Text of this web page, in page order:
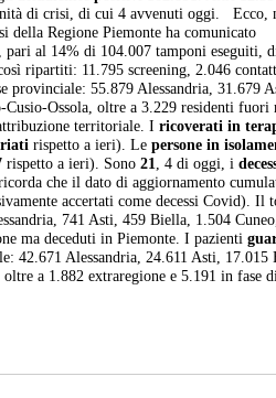
di crisi, di cui 4 avvenuti oggi. Ecco,
Regione Piemonte ha comunicato
al 14% di 104.007 tamponi eseguiti,
ripartiti: 11.795 screening, 2.046
provinciale: 55.879 Alessandria, 31.679
Ossola, oltre a 3.229 residenti fuori
territoriale. Iricoverati in
rispetto a ieri). Lepersone in
rispetto a ieri). Sono21, 4 di oggi, i
che il dato di aggiornamento
accertati come decessi Covid). Il
741 Asti, 459 Biella, 1.504
ma deceduti in Piemonte. I pazienti
42.671 Alessandria, 24.611 Asti, 17.015
a 1.882 extraregione e 5.191 in fase